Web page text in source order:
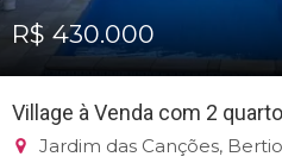
R$ 430.000
Village à Venda com 2
Jardim das Canções,